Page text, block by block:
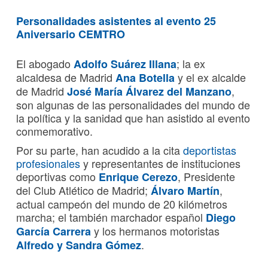
Personalidades asistentes al evento 25
Aniversario CEMTRO
El abogado Adolfo Suárez Illana; la ex
alcaldesa de Madrid Ana Botellay el ex alcalde
de Madrid José María Álvarez del Manzano,
son algunas de las personalidades del mundo de
la política y la sanidad que han asistido al evento
conmemorativo.
Por su parte, han acudido a la citadeportistas
profesionalesy representantes de instituciones
deportivas como Enrique Cerezo, Presidente
del Club Atlético de Madrid; Álvaro Martín,
actual campeón del mundo de 20 kilómetros
marcha; el también marchador español Diego
García Carreray los hermanos motoristas
Alfredo y Sandra Gómez.